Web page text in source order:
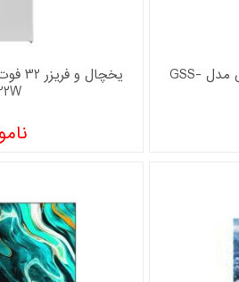
یخچال و فریزر 32 فوت جی پلاس مدل GSS-